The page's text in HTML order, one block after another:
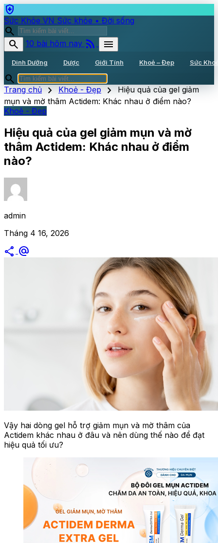
health_and_safety
Sức Khỏe VN Sức khỏe • Đời sống
search
search
10 bài hôm nay rss_feed menu
Dinh Dưỡng Dược Giới Tính Khoẻ – Đẹp Sức
search
Trang chủ chevron_right Khoẻ - Đẹp chevron_right Hiệu quả của gel giảm
mụn và mờ thâm Actidem: Khác nhau ở điểm nào?
Khoẻ - Đẹp
Hiệu quả của gel giảm mụn và mờ
thâm Actidem: Khác nhau ở điểm
nào?
admin
Tháng 4 16, 2026
share alternate_email
Vậy hai dòng gel hỗ trợ giảm mụn và mờ thâm của
Actidem khác nhau ở đâu và nên dùng thế nào để đạt
hiệu quả tối ưu?